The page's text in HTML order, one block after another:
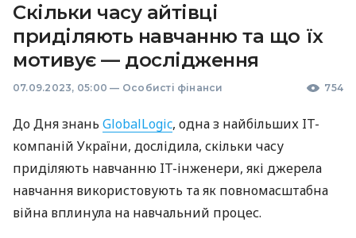
Скільки часу айтівці
приділяють навчанню та що їх
мотивує — дослідження
07.09.2023, 05:00 — Особисті фінанси 754
До Дня знань GlobalLogic, одна з найбільших IT-
компаній України, дослідила, скільки часу
приділяють навчанню IT-інженери, які джерела
навчання використовують та як повномасштабна
війна вплинула на навчальний процес.